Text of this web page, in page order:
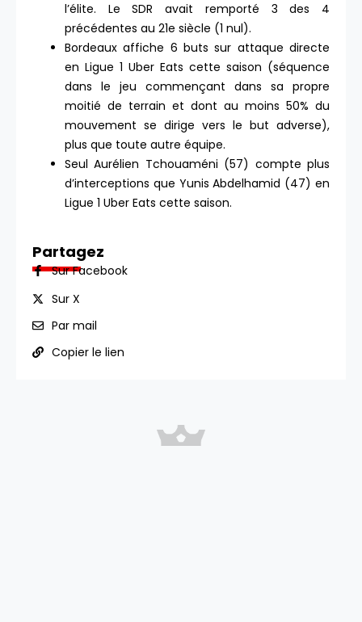
l’élite. Le SDR avait remporté 3 des 4
précédentes au 21e siècle (1 nul).
Bordeaux affiche 6 buts sur attaque directe
en Ligue 1 Uber Eats cette saison (séquence
dans le jeu commençant dans sa propre
moitié de terrain et dont au moins 50% du
mouvement se dirige vers le but adverse),
plus que toute autre équipe.
Seul Aurélien Tchouaméni (57) compte plus
d’interceptions que Yunis Abdelhamid (47) en
Ligue 1 Uber Eats cette saison.
Partagez
Sur Facebook
Sur X
Par mail
Copier le lien